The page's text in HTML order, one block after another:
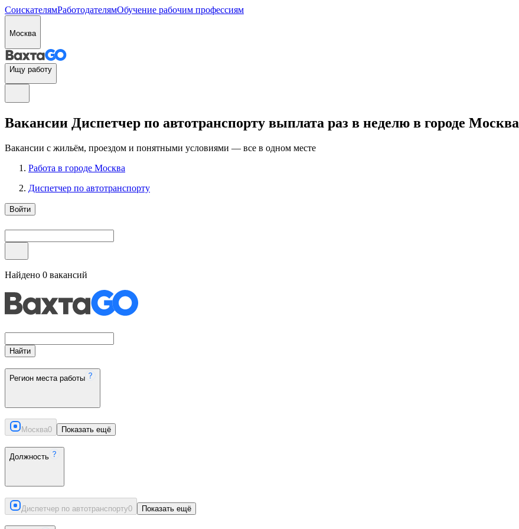
СоискателямРаботодателямОбучение рабочим профессиям
Москва
Ищу работу
Вакансии Диспетчер по автотранспорту выплата раз в неделю в городе Москва
Вакансии с жильём, проездом и понятными условиями — все в одном месте
Работа в городе Москва
Диспетчер по автотранспорту
Войти
Найдено 0 вакансий
Найти
Регион места работы
Москва0 Показать ещё
Должность
Диспетчер по автотранспорту0 Показать ещё